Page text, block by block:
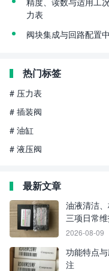
力表
阀块集成与回路配置
热门标签
# 压力表
# 插装阀
# 油缸
# 液压阀
最新文章
油液清洁
三项日常
2026-08-09
功能特点
注